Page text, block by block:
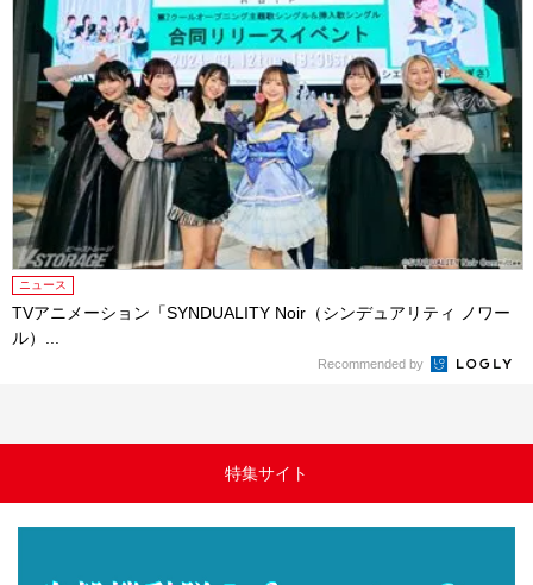
ニュース
TVアニメーション「SYNDUALITY Noir（シンデュアリティ ノワー
ル）...
Recommended by
特集サイト